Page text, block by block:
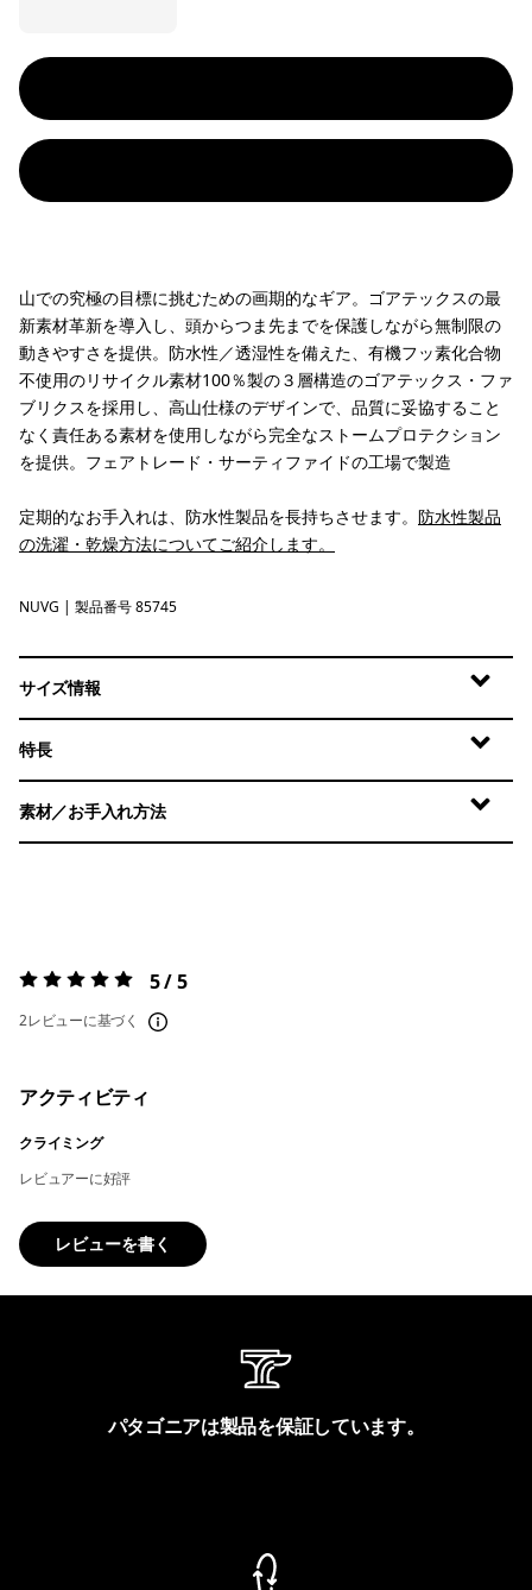
山での究極の目標に挑むための画期的なギア。ゴアテックスの最
新素材革新を導入し、頭からつま先までを保護しながら無制限の
動きやすさを提供。防水性／透湿性を備えた、有機フッ素化合物
不使用のリサイクル素材100％製の３層構造のゴアテックス・ファ
ブリクスを採用し、高山仕様のデザインで、品質に妥協すること
なく責任ある素材を使用しながら完全なストームプロテクション
を提供。フェアトレード・サーティファイドの工場で製造
定期的なお手入れは、防水性製品を長持ちさせます。 防水性製品
の洗濯・乾燥方法についてご紹介します。
Nouveau Green
NUVG | 製品番号 85745
サイズ情報
特長
素材／お手入れ方法
評価:5 / 5 5 / 5
2レビューに基づく
アクティビティ
クライミング
レビュアーに好評
レビューを書く
パタゴニアは製品を保証しています。